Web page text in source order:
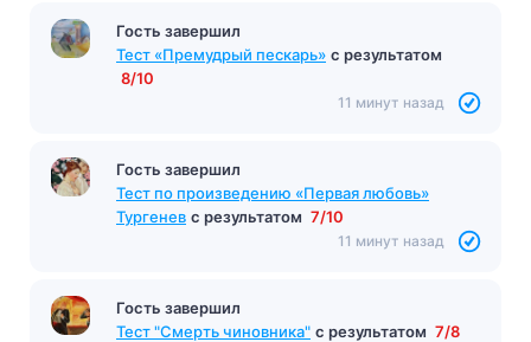
Гость завершил
Тест «Премудрый пескарь» с результатом
8/10
11 минут назад
Гость завершил
Тест по произведению «Первая любовь»
Тургенев с результатом 7/10
11 минут назад
Гость завершил
Тест "Смерть чиновника" с результатом 7/8